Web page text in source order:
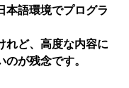
本語環境でプログラ
れど、高度な内容に
が残念です。